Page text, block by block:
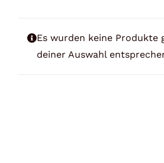
Es wurden keine Produkte
deiner Auswahl